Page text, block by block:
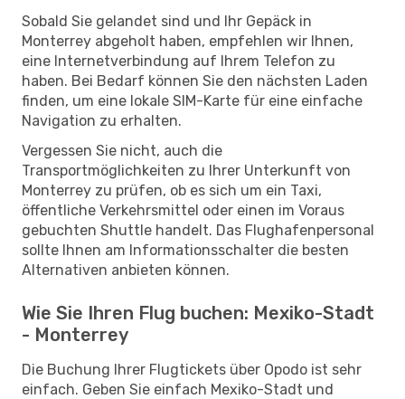
Sobald Sie gelandet sind und Ihr Gepäck in
Monterrey abgeholt haben, empfehlen wir Ihnen,
eine Internetverbindung auf Ihrem Telefon zu
haben. Bei Bedarf können Sie den nächsten Laden
finden, um eine lokale SIM-Karte für eine einfache
Navigation zu erhalten.
Vergessen Sie nicht, auch die
Transportmöglichkeiten zu Ihrer Unterkunft von
Monterrey zu prüfen, ob es sich um ein Taxi,
öffentliche Verkehrsmittel oder einen im Voraus
gebuchten Shuttle handelt. Das Flughafenpersonal
sollte Ihnen am Informationsschalter die besten
Alternativen anbieten können.
Wie Sie Ihren Flug buchen: Mexiko-Stadt
- Monterrey
Die Buchung Ihrer Flugtickets über Opodo ist sehr
einfach. Geben Sie einfach Mexiko-Stadt und